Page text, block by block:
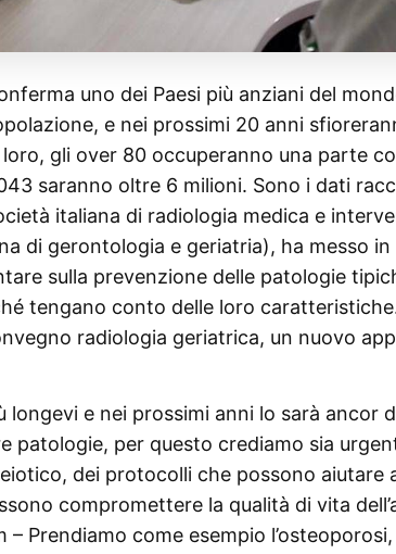
uno dei Paesi più anziani del
e nei prossimi 20 anni
gli over 80 occuperanno una parte
saranno oltre 6 milioni. Sono i dati
italiana di radiologia medica e
di gerontologia e geriatria), ha messo
sulla prevenzione delle patologie
tengano conto delle loro
radiologia geriatrica, un nuovo
longevi e nei prossimi anni lo sarà ancor
patologie, per questo crediamo sia
dei protocolli che possono aiutare
compromettere la qualità di vita
– Prendiamo come esempio